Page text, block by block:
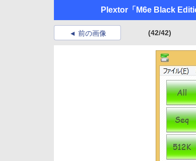
Plextor「M6e Black
前の画像 (42/42)